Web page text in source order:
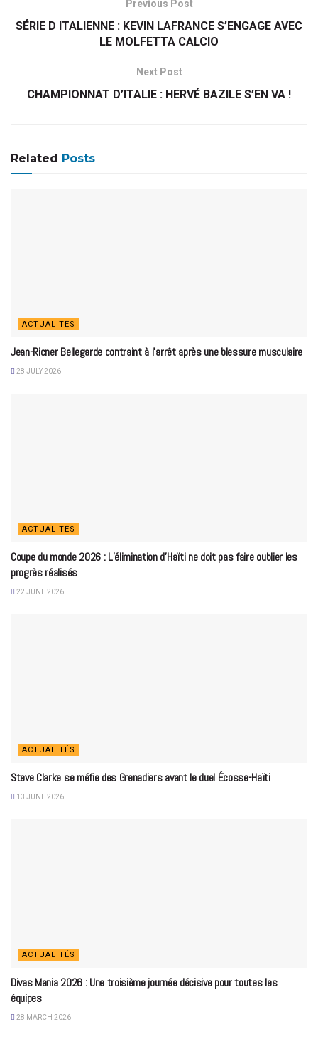
Previous Post
SÉRIE D ITALIENNE : KEVIN LAFRANCE S’ENGAGE AVEC
LE MOLFETTA CALCIO
Next Post
CHAMPIONNAT D’ITALIE : HERVÉ BAZILE S’EN VA !
Related Posts
ACTUALITÉS
Jean-Ricner Bellegarde contraint à l’arrêt après une blessure musculaire
28 JULY 2026
ACTUALITÉS
Coupe du monde 2026 : L’élimination d’Haïti ne doit pas faire oublier les
progrès réalisés
22 JUNE 2026
ACTUALITÉS
Steve Clarke se méfie des Grenadiers avant le duel Écosse-Haïti
13 JUNE 2026
ACTUALITÉS
Divas Mania 2026 : Une troisième journée décisive pour toutes les
équipes
28 MARCH 2026